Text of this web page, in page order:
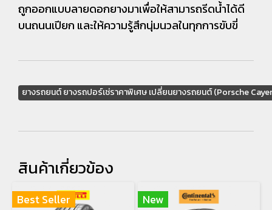
ถูกออกแบบลายดอกยางมาเพื่อให้สามารถรีดน้ำได้ดี
บนถนนเปียก และให้ความรู้สึกนุ่มนวลในทุกการขับขี่
ยางรถยนต์ ยางรถปอร์เช่ราคาพิเศษ เปลี่ยนยางรถยนต์ (Porsche
สินค้าเกี่ยวข้อง
Best Seller New